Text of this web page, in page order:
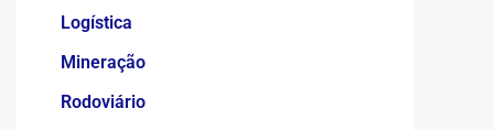
Logística
Mineração
Rodoviário